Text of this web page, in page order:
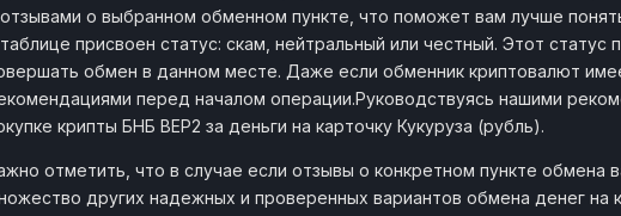
о выбранном обменном пункте, что поможет вам лучше
присвоен статус: скам, нейтральный или честный. Этот статус
обмен в данном месте. Даже если обменник криптовалют
перед началом операции.Руководствуясь нашими
крипты БНБ BEP2 за деньги на карточку Кукуруза (рубль).
отметить, что в случае если отзывы о конкретном пункте обмена
других надежных и проверенных вариантов обмена денег на